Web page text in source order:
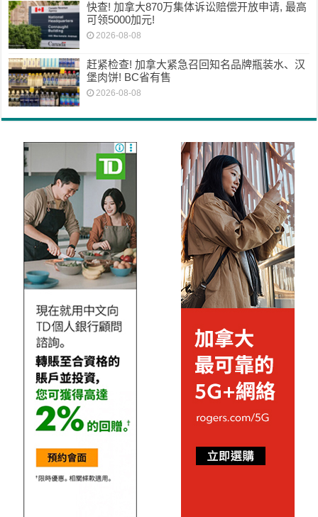
快查! 加拿大870万集体诉讼赔偿开放申请, 最高
可领5000加元!
2026-08-08
赶紧检查! 加拿大紧急召回知名品牌瓶装水、汉
堡肉饼! BC省有售
2026-08-08